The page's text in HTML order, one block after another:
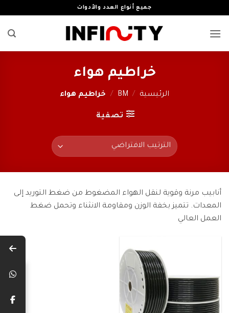
جميع أنواع العدد والأدوات
خراطيم هواء
الرئيسية /
BM
/ خراطيم هواء
تصفية
أنابيب مرنة وقوية لنقل الهواء المضغوط من ضغط التوريد إلى
المعدات. تتميز بخفة الوزن ومقاومة الانثناء وتحمل ضغط
العمل العالي